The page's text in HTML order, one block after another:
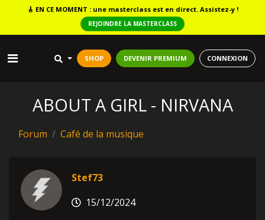
🎸 EN CE MOMENT : une masterclass est en direct. Assistez-y !
REJOINDRE LA MASTERCLASS
SHOP DEVENIR PREMIUM CONNEXION
ABOUT A GIRL - NIRVANA
Forum Café de la musique
Stef73
15/12/2024